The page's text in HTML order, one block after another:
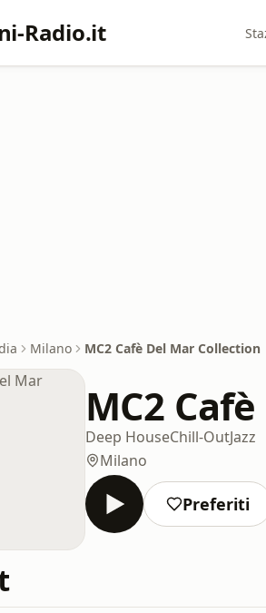
Radio.it
Milano MC2 Cafè Del Mar Collection
MC2
Deep HouseChill-OutJazz
Milano
Preferiti